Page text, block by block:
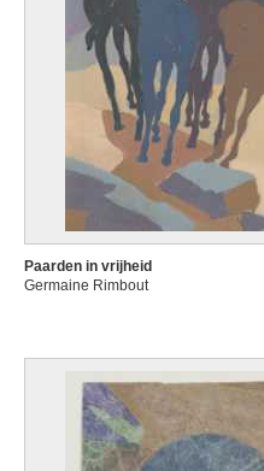
Paarden in vrijheid
Germaine Rimbout